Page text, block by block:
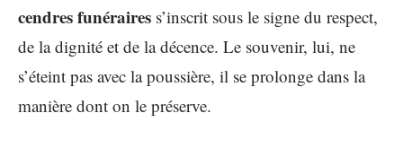
cendres funéraires s’inscrit sous le signe du respect,
de la dignité et de la décence. Le souvenir, lui, ne
s’éteint pas avec la poussière, il se prolonge dans la
manière dont on le préserve.